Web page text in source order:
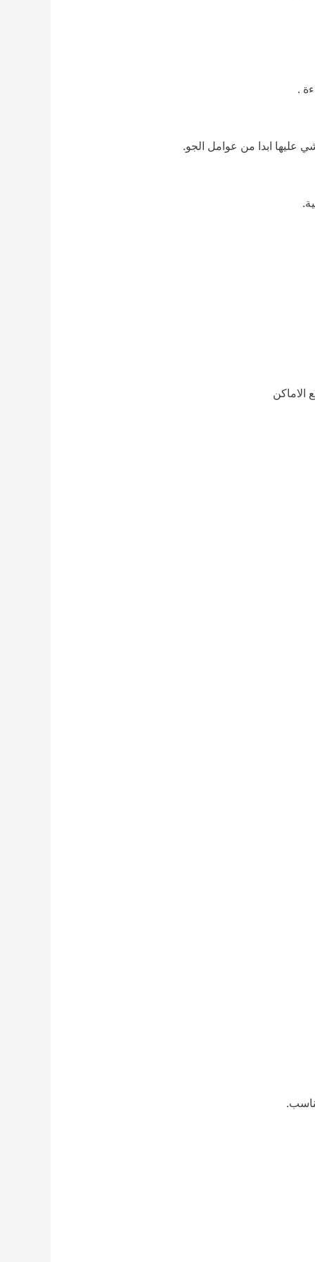
.
ابدا من عوامل الجو.